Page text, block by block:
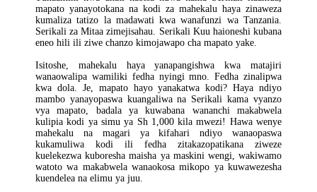
mapato yanayotokana na kodi za mahekalu haya zinaweza
kumaliza tatizo la madawati kwa wanafunzi wa Tanzania.
Serikali za Mitaa zimejisahau. Serikali Kuu haioneshi kubana
eneo hili ili ziwe chanzo kimojawapo cha mapato yake.
Isitoshe, mahekalu haya yanapangishwa kwa matajiri
wanaowalipa wamiliki fedha nyingi mno. Fedha zinalipwa
kwa dola. Je, mapato hayo yanakatwa kodi? Haya ndiyo
mambo yanayopaswa kuangaliwa na Serikali kama vyanzo
vya mapato, badala ya kuwabana wananchi makabwela
kulipia kodi ya simu ya Sh 1,000 kila mwezi! Hawa wenye
mahekalu na magari ya kifahari ndiyo wanaopaswa
kukamuliwa kodi ili fedha zitakazopatikana ziweze
kuelekezwa kuboresha maisha ya maskini wengi, wakiwamo
watoto wa makabwela wanaokosa mikopo ya kuwawezesha
kuendelea na elimu ya juu.